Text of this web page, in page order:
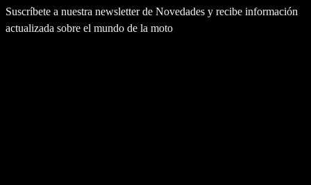
Suscríbete a nuestra newsletter de Novedades y recibe información
actualizada sobre el mundo de la moto